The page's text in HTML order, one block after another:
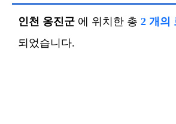
인천 옹진군 에 위치한 총 2 개의
되었습니다.